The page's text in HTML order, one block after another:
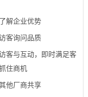
解企业优势
客询问品质
客与互动，即时满足客
住商机
他厂商共享